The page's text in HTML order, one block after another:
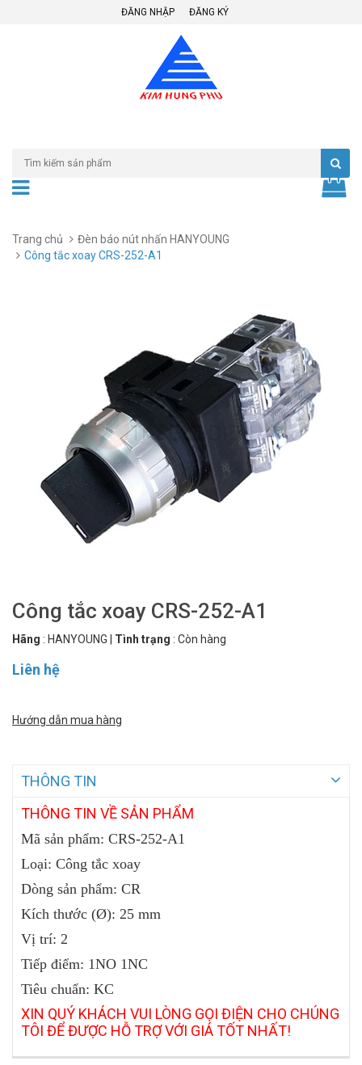
ĐĂNG NHẬP ĐĂNG KÝ
Trang chủ
Đèn báo nút nhấn HANYOUNG
Công tắc xoay CRS-252-A1
Công tắc xoay CRS-252-A1
Hãng : HANYOUNG Tình trạng : Còn hàng
Liên hệ
Hướng dẫn mua hàng
THÔNG TIN
THÔNG TIN VỀ SẢN PHẨM
Mã sản phẩm: CRS-252-A1
Loại: Công tắc xoay
Dòng sản phẩm: CR
Kích thước (Ø): 25 mm
Vị trí: 2
Tiếp điểm: 1NO 1NC
Tiêu chuẩn: KC
XIN QUÝ KHÁCH VUI LÒNG GỌI ĐIỆN CHO CHÚNG
TÔI ĐỂ ĐƯỢC HỖ TRỢ VỚI GIÁ TỐT NHẤT!